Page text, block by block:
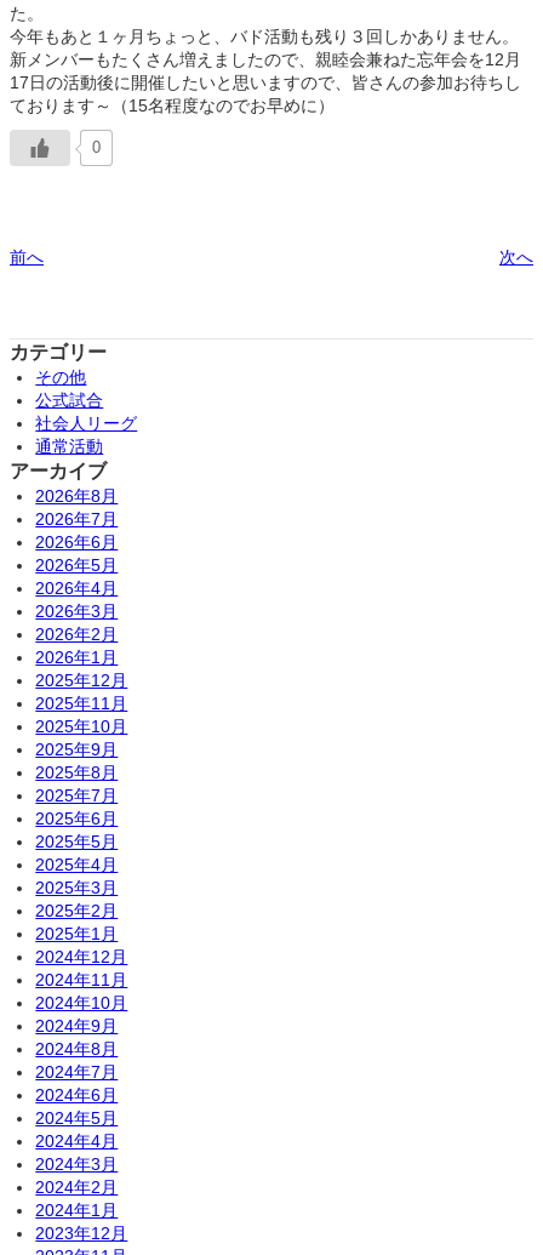
た。
今年もあと１ヶ月ちょっと、バド活動も残り３回しかありません。
新メンバーもたくさん増えましたので、親睦会兼ねた忘年会を12月
17日の活動後に開催したいと思いますので、皆さんの参加お待ちし
ております～（15名程度なのでお早めに）
0
前へ 次へ
カテゴリー
その他
公式試合
社会人リーグ
通常活動
アーカイブ
2026年8月
2026年7月
2026年6月
2026年5月
2026年4月
2026年3月
2026年2月
2026年1月
2025年12月
2025年11月
2025年10月
2025年9月
2025年8月
2025年7月
2025年6月
2025年5月
2025年4月
2025年3月
2025年2月
2025年1月
2024年12月
2024年11月
2024年10月
2024年9月
2024年8月
2024年7月
2024年6月
2024年5月
2024年4月
2024年3月
2024年2月
2024年1月
2023年12月